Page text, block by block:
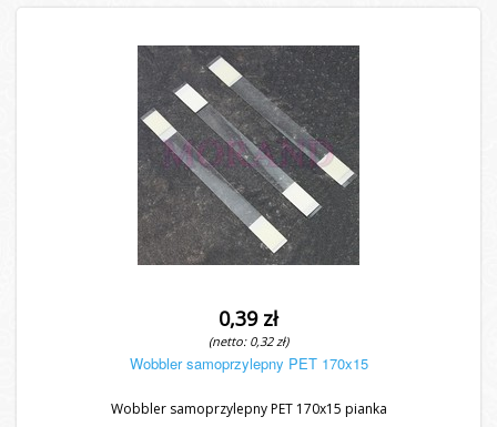
0,39 zł
(netto: 0,32 zł)
Wobbler samoprzylepny PET 170x15
Wobbler samoprzylepny PET 170x15 pianka